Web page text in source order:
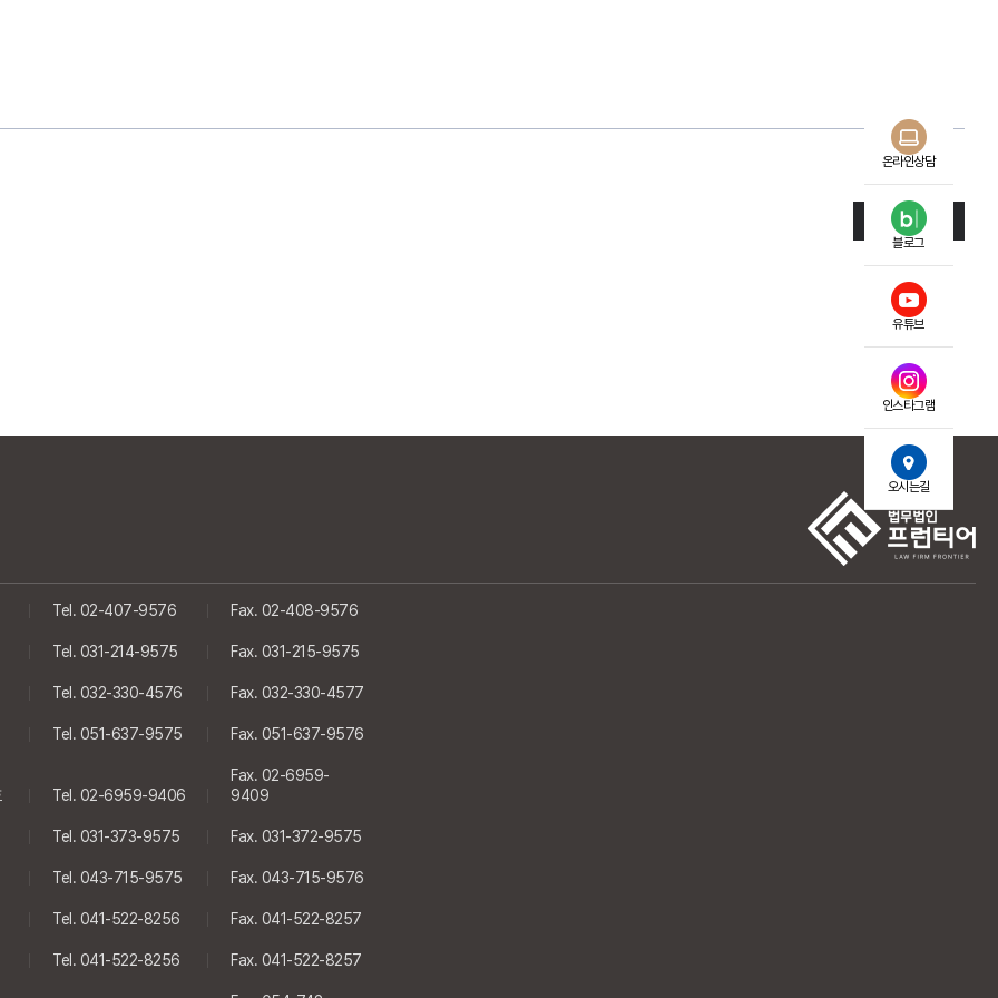
온라인상담
블로그
유튜브
인스타그램
오시는길
목록
Tel. 02-407-9576 Fax. 02-408-9576
Tel. 031-214-9575 Fax. 031-215-9575
Tel. 032-330-4576 Fax. 032-330-4577
Tel. 051-637-9575 Fax. 051-637-9576
Tel. 02-6959-9406
Fax. 02-6959-
9409
Tel. 031-373-9575 Fax. 031-372-9575
Tel. 043-715-9575 Fax. 043-715-9576
Tel. 041-522-8256 Fax. 041-522-8257
Tel. 041-522-8256 Fax. 041-522-8257